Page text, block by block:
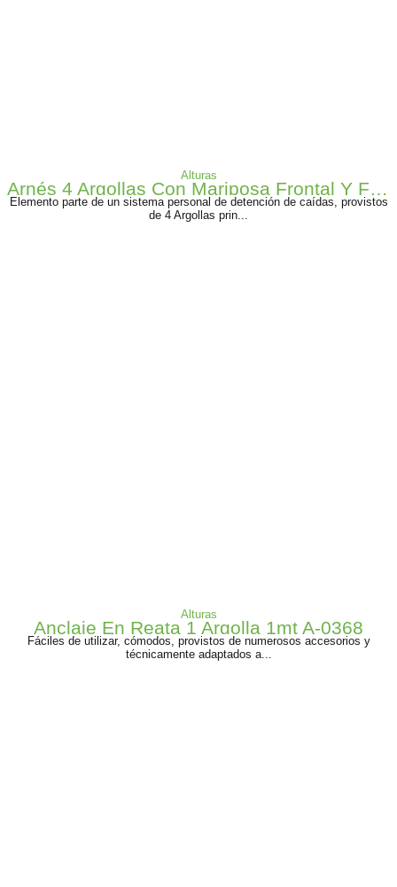
Alturas
Arnés 4 Argollas Con Mariposa Frontal Y Faja Armadura A-0344x
Elemento parte de un sistema personal de detención de caídas, provistos
de 4 Argollas prin...
Alturas
Anclaje En Reata 1 Argolla 1mt A-0368
Fáciles de utilizar, cómodos, provistos de numerosos accesorios y
técnicamente adaptados a...